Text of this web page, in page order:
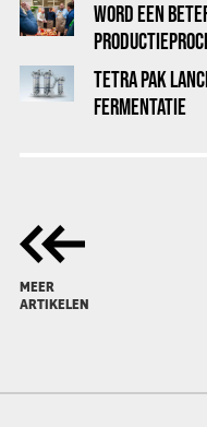
WORD EEN
TETRA PAK
FERMENTATIE
MEER
ARTIKELEN